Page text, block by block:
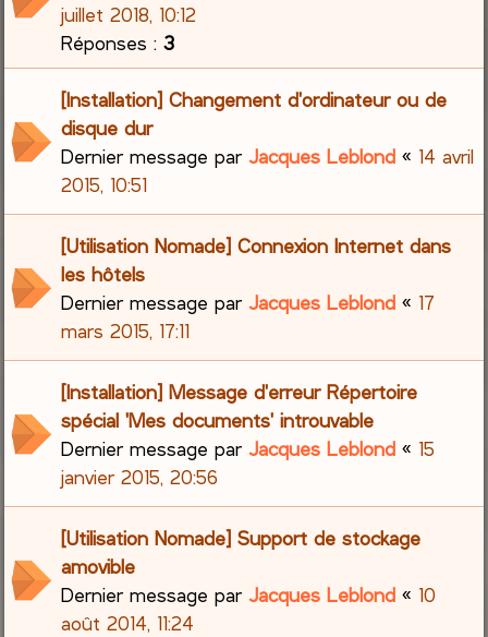
juillet 2018, 10:12
Réponses :3
[Installation] Changement d'ordinateur ou de
disque dur
Dernier message parJacques Leblond « 14 avril
2015, 10:51
[Utilisation Nomade] Connexion Internet dans
les hôtels
Dernier message parJacques Leblond « 17
mars 2015, 17:11
[Installation] Message d'erreur Répertoire
spécial 'Mes documents' introuvable
Dernier message parJacques Leblond « 15
janvier 2015, 20:56
[Utilisation Nomade] Support de stockage
amovible
Dernier message parJacques Leblond « 10
août 2014, 11:24